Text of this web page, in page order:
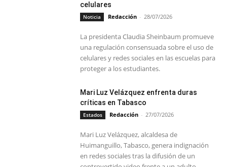
celulares
Noticia Redacción - 28/07/2026
La presidenta Claudia Sheinbaum promueve
una regulación consensuada sobre el uso de
celulares y redes sociales en las escuelas para
proteger a los estudiantes.
Mari Luz Velázquez enfrenta duras
críticas en Tabasco
Estados Redacción - 27/07/2026
Mari Luz Velázquez, alcaldesa de
Huimanguillo, Tabasco, genera indignación
en redes sociales tras la difusión de un